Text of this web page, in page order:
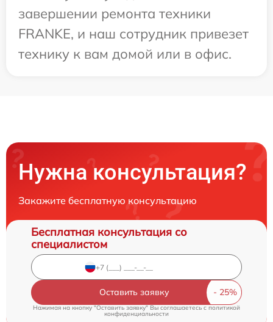
завершении ремонта техники
FRANKE, и наш сотрудник привезет
технику к вам домой или в офис.
Нужна консультация?
Закажите бесплатную консультацию
Бесплатная консультация со
специалистом
Оставить заявку
Нажимая на кнопку "Оставить заявку" Вы соглашаетесь cполитикой
конфиденциальности